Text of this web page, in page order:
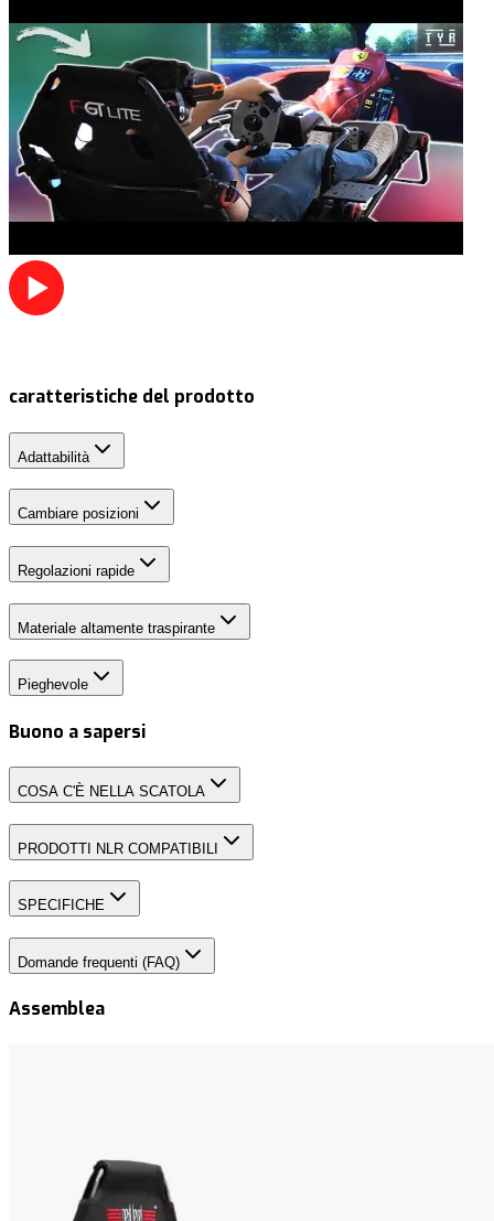
caratteristiche del prodotto
Adattabilità
Cambiare posizioni
Regolazioni rapide
Materiale altamente traspirante
Pieghevole
Buono a sapersi
COSA C'È NELLA SCATOLA
PRODOTTI NLR COMPATIBILI
SPECIFICHE
Domande frequenti (FAQ)
Assemblea